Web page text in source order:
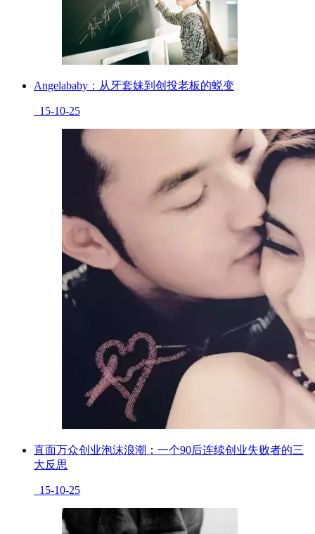
Angelababy：从牙套妹到创投老板的蜕变
15-10-25
直面万众创业泡沫浪潮：一个90后连续创业失败者的三
大反思
15-10-25